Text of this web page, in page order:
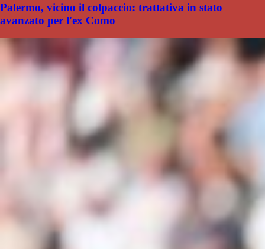
Palermo, vicino il colpaccio: trattativa in stato
avanzato per l'ex Como